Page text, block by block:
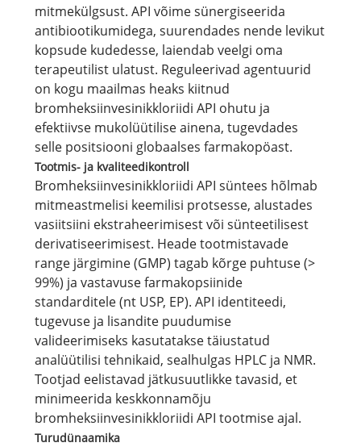
mitmekülgsust. API võime sünergiseerida
antibiootikumidega, suurendades nende levikut
kopsude kudedesse, laiendab veelgi oma
terapeutilist ulatust. Reguleerivad agentuurid
on kogu maailmas heaks kiitnud
bromheksiinvesinikkloriidi API ohutu ja
efektiivse mukolüütilise ainena, tugevdades
selle positsiooni globaalses farmakopöast.
Tootmis- ja kvaliteedikontroll
Bromheksiinvesinikkloriidi API süntees hõlmab
mitmeastmelisi keemilisi protsesse, alustades
vasiitsiini ekstraheerimisest või sünteetilisest
derivatiseerimisest. Heade tootmistavade
range järgimine (GMP) tagab kõrge puhtuse (>
99%) ja vastavuse farmakopsiinide
standarditele (nt USP, EP). API identiteedi,
tugevuse ja lisandite puudumise
valideerimiseks kasutatakse täiustatud
analüütilisi tehnikaid, sealhulgas HPLC ja NMR.
Tootjad eelistavad jätkusuutlikke tavasid, et
minimeerida keskkonnamõju
bromheksiinvesinikkloriidi API tootmise ajal.
Turudünaamika